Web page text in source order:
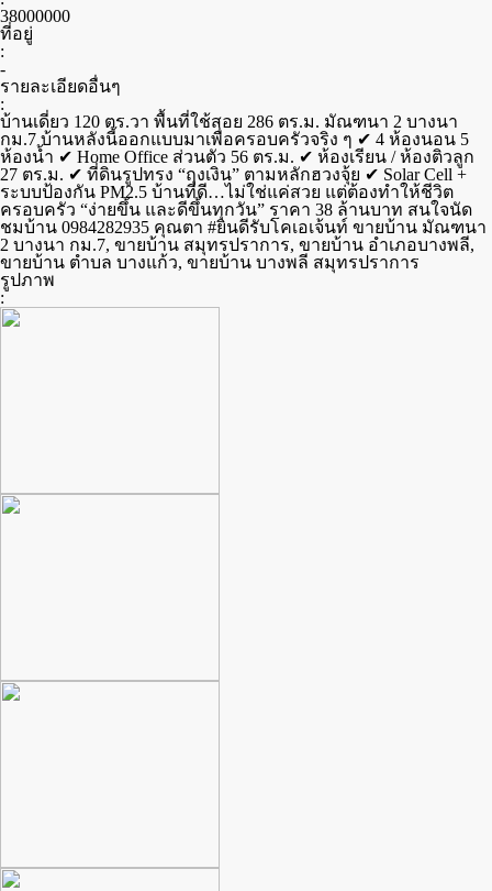
38000000
ที่อยู่
:
-
รายละเอียดอื่นๆ
:
บ้านเดี่ยว 120 ตร.วา พื้นที่ใช้สอย 286 ตร.ม. มัณฑนา 2 บางนา
กม.7 บ้านหลังนี้ออกแบบมาเพื่อครอบครัวจริง ๆ ✔ 4 ห้องนอน 5
ห้องน้ำ ✔ Home Office ส่วนตัว 56 ตร.ม. ✔ ห้องเรียน / ห้องติวลูก
27 ตร.ม. ✔ ที่ดินรูปทรง “ถุงเงิน” ตามหลักฮวงจุ้ย ✔ Solar Cell +
ระบบป้องกัน PM2.5 บ้านที่ดี…ไม่ใช่แค่สวย แต่ต้องทำให้ชีวิต
ครอบครัว “ง่ายขึ้น และดีขึ้นทุกวัน” ราคา 38 ล้านบาท สนใจนัด
ชมบ้าน 0984282935 คุณตา #ยินดีรับโคเอเจ้นท์ ขายบ้าน มัณฑนา
2 บางนา กม.7, ขายบ้าน สมุทรปราการ, ขายบ้าน อำเภอบางพลี,
ขายบ้าน ตำบล บางแก้ว, ขายบ้าน บางพลี สมุทรปราการ
รูปภาพ
: